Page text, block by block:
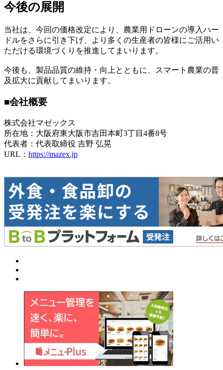
今後の展開
当社は、今回の価格改定により、農業用ドローンの導入ハー
ドルをさらに引き下げ、より多くの生産者の皆様にご活用い
ただける環境づくりを推進してまいります。
今後も、製品品質の維持・向上とともに、スマート農業の普
及拡大に貢献してまいります。
■会社概要
株式会社マゼックス
所在地：大阪府東大阪市吉田本町3丁目4番8号
代表者：代表取締役 吉野 弘晃
URL： https://mazex.jp